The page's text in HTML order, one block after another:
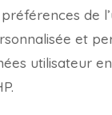
de
et
utilisateur